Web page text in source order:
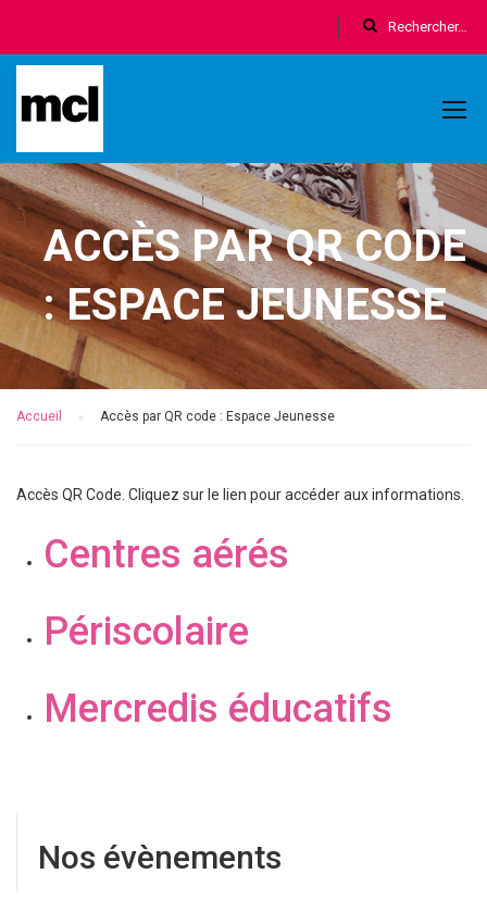
ACCÈS PAR QR CODE
: ESPACE JEUNESSE
Accueil Accès par QR code : Espace Jeunesse
Accès QR Code. Cliquez sur le lien pour accéder aux informations.
Centres aérés
Périscolaire
Mercredis éducatifs
Nos évènements